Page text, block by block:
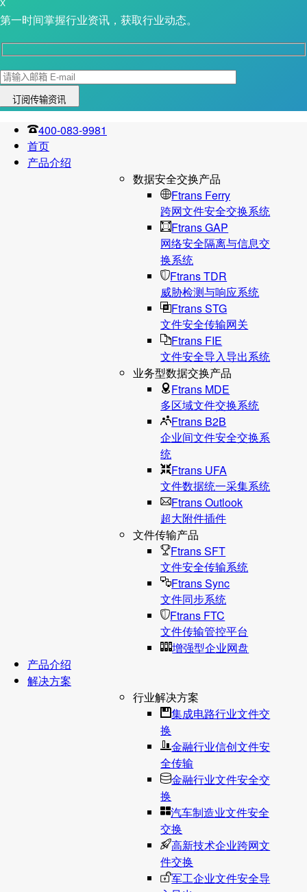
X
第一时间掌握行业资讯，获取行业动态。
400-083-9981
首页
产品介绍
数据安全交换产品
Ftrans Ferry
跨网文件安全交换系统
Ftrans GAP
网络安全隔离与信息交
换系统
Ftrans TDR
威胁检测与响应系统
Ftrans STG
文件安全传输网关
Ftrans FIE
文件安全导入导出系统
业务型数据交换产品
Ftrans MDE
多区域文件交换系统
Ftrans B2B
企业间文件安全交换系
统
Ftrans UFA
文件数据统⼀采集系统
Ftrans Outlook
超大附件插件
文件传输产品
Ftrans SFT
文件安全传输系统
Ftrans Sync
文件同步系统
Ftrans FTC
文件传输管控平台
增强型企业网盘
产品介绍
解决方案
行业解决方案
集成电路行业文件交
换
金融行业信创文件安
全传输
金融行业文件安全交
换
汽车制造业文件安全
交换
高新技术企业跨网文
件交换
军工企业文件安全导